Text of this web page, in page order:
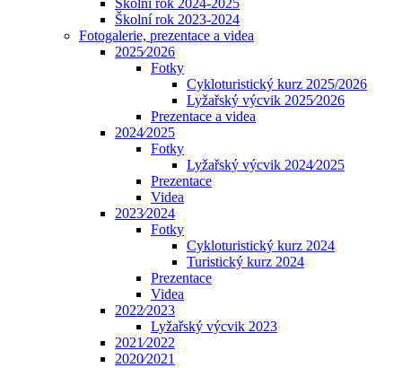
Školní rok 2024-2025
Školní rok 2023-2024
Fotogalerie, prezentace a videa
2025⁄2026
Fotky
Cykloturistický kurz 2025/2026
Lyžařský výcvik 2025⁄2026
Prezentace a videa
2024⁄2025
Fotky
Lyžařský výcvik 2024⁄2025
Prezentace
Videa
2023⁄2024
Fotky
Cykloturistický kurz 2024
Turistický kurz 2024
Prezentace
Videa
2022⁄2023
Lyžařský výcvik 2023
2021⁄2022
2020⁄2021